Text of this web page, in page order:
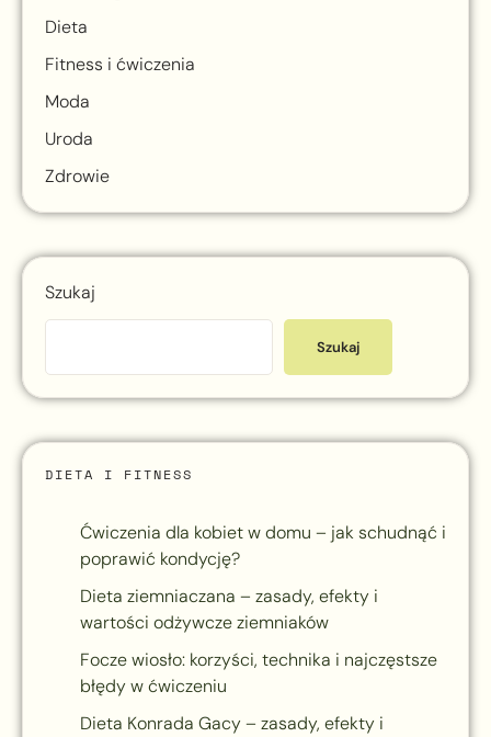
Dieta
Fitness i ćwiczenia
Moda
Uroda
Zdrowie
Szukaj
Szukaj
DIETA I FITNESS
Ćwiczenia dla kobiet w domu – jak schudnąć i
poprawić kondycję?
Dieta ziemniaczana – zasady, efekty i
wartości odżywcze ziemniaków
Focze wiosło: korzyści, technika i najczęstsze
błędy w ćwiczeniu
Dieta Konrada Gacy – zasady, efekty i